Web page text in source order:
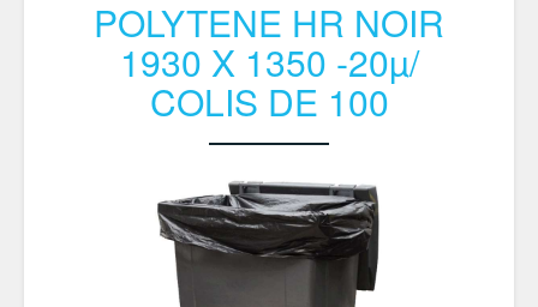
POLYTENE HR NOIR
1930 X 1350 -20µ/
COLIS DE 100